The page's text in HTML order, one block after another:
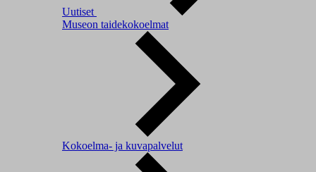
Uutiset
Museon taidekokoelmat
Kokoelma- ja kuvapalvelut